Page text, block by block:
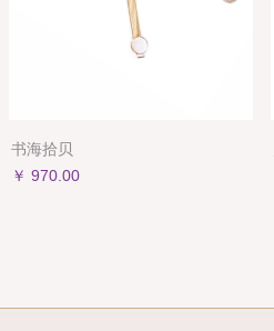
书海拾贝
￥ 970.00